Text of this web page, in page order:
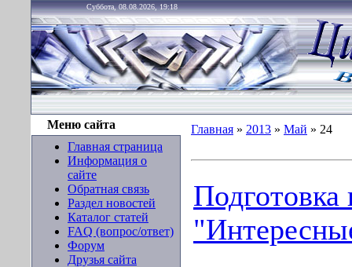
Суббота, 08.08.2026, 19:18
Меню сайта
Главная страница
Информация о
сайте
Обратная связь
Раздел новостей
Каталог статей
FAQ (вопрос/ответ)
Форум
Друзья сайта
Главная » 2013 » Май » 24
Подготовка